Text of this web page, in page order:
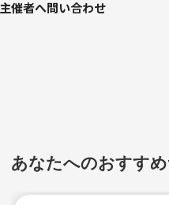
主催者へ問い合わせ
あなたへのおすす